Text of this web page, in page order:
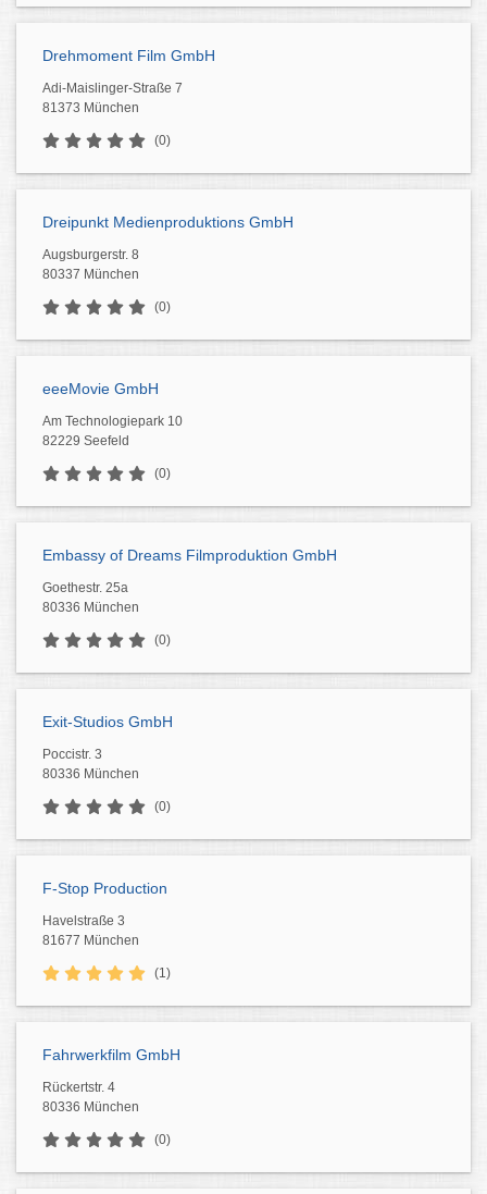
Drehmoment Film GmbH
Adi-Maislinger-Straße 7
81373 München
(0)
Dreipunkt Medienproduktions GmbH
Augsburgerstr. 8
80337 München
(0)
eeeMovie GmbH
Am Technologiepark 10
82229 Seefeld
(0)
Embassy of Dreams Filmproduktion GmbH
Goethestr. 25a
80336 München
(0)
Exit-Studios GmbH
Poccistr. 3
80336 München
(0)
F-Stop Production
Havelstraße 3
81677 München
(1)
Fahrwerkfilm GmbH
Rückertstr. 4
80336 München
(0)